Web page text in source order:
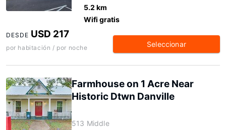
5.2 km
Wifi gratis
DESDE USD 217
por habitación / por noche Seleccionar
Farmhouse on 1 Acre Near
Historic Dtwn Danville
513 Middle